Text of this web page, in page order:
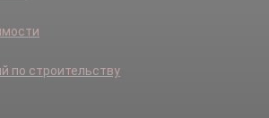
по строительству